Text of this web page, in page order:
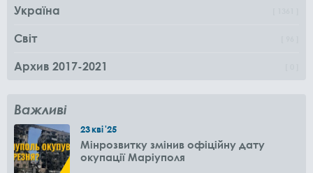
Україна
Світ
Архив 2017-2021
Важливі
23кві'25
Мінрозвитку змінив офіційну дату
окупації Маріуполя